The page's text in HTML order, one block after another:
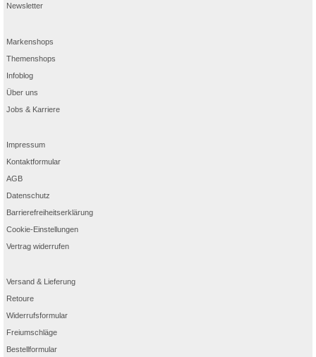
Newsletter
Markenshops
Themenshops
Infoblog
Über uns
Jobs & Karriere
Impressum
Kontaktformular
AGB
Datenschutz
Barrierefreiheitserklärung
Cookie-Einstellungen
Vertrag widerrufen
Versand & Lieferung
Retoure
Widerrufsformular
Freiumschläge
Bestellformular